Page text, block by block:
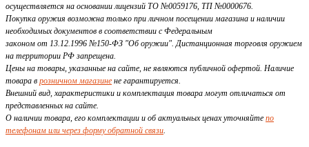
осуществляется на основании лицензий ТО №0059176, ТП №0000676.
Покупка оружия возможна только при личном посещении магазина и наличии
необходимых документов в соответствии с Федеральным
законом от 13.12.1996 №150-ФЗ "Об оружии". Дистанционная торговля оружием
на территории РФ запрещена.
Цены на товары, указанные на сайте, не являются публичной офертой. Наличие
товара в розничном магазине не гарантируется.
Внешний вид, характеристики и комплектация товара могут отличаться от
представленных на сайте.
О наличии товара, его комплектации и об актуальных ценах уточняйте по
телефонам или через форму обратной связи.